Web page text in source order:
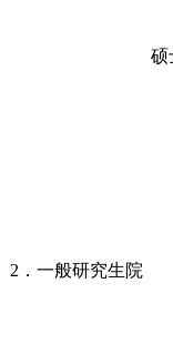
2．一般研究生院
硕